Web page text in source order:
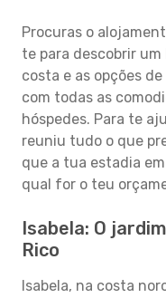
Procuras o
te para descobrir um
costa e as opções
com todas as
hóspedes. Para te
reuniu tudo o que
que a tua estadia
qual for o teu
Isabela: O
Rico
Isabela, na costa